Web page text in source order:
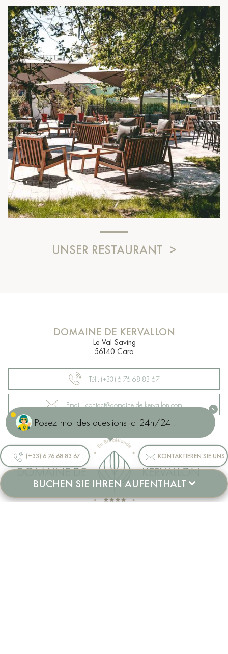
(+33) 6 76 68 83 67 KONTAKTIEREN SIE UNS
BUCHEN SIE IHREN AUFENTHALT
UNSER RESTAURANT
DOMAINE DE KERVALLON
Le Val Saving
56140 Caro
Tél : (+33) 6 76 68 83 67
Email : contact@domaine-de-kervallon.com
Posez-moi des questions ici 24h/24 !